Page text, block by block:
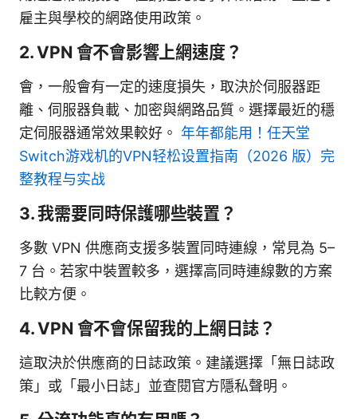
雇主與學校的網路使用政策。
2. VPN 會不會影響上網速度？
會，一般會有一定的速度損失，取決於伺服器距
離、伺服器負載、加密與網路品質。選擇最近的穩
定伺服器通常效果較好。 年年都能用！任天堂
Switch游戏机的VPN轻松设置指南（2026 版）完
整教程与实战
3. 我需要同時保護哪些裝置？
多數 VPN 供應商支援多裝置同時連線，常見為 5–
7 台。若家中裝置較多，選擇高同時連線數的方案
比較方便。
4. VPN 會不會保留我的上網日誌？
這取決於供應商的日誌政策。建議選擇「無日誌政
策」或「最小日誌」並查閱官方隱私聲明。